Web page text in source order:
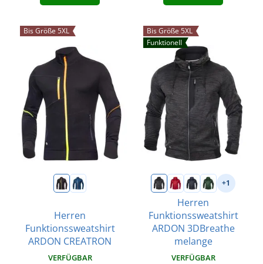
Bis Größe 5XL
Herren
Funktionssweatshirt
ARDON CREATRON
VERFÜGBAR
Bis Größe 5XL
Funktionell
+1
Herren
Funktionssweatshirt
ARDON 3DBreathe
melange
VERFÜGBAR